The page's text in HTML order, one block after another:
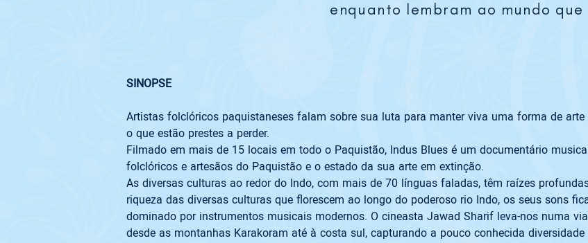
enquanto lembram ao mundo
SINOPSE
Artistas folclóricos paquistaneses falam sobre sua luta para manter viva uma forma de
o que estão prestes a perder.
Filmado em mais de 15 locais em todo o Paquistão, Indus Blues é um documentário
folclóricos e artesãos do Paquistão e o estado da sua arte em extinção.
As diversas culturas ao redor do Indo, com mais de 70 línguas faladas, têm raízes
riqueza das diversas culturas que florescem ao longo do poderoso rio Indo, os seus sons
dominado por instrumentos musicais modernos. O cineasta Jawad Sharif leva-nos numa
desde as montanhas Karakoram até à costa sul, capturando a pouco conhecida